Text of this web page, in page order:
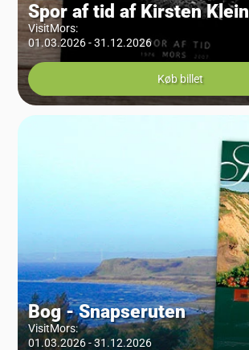
Spor af tid af Kirsten Klein
VisitMors:
01.03.2026 - 31.12.2026
Køb billet
Bog - Snapseruten
VisitMors:
01.03.2026 - 31.12.2026